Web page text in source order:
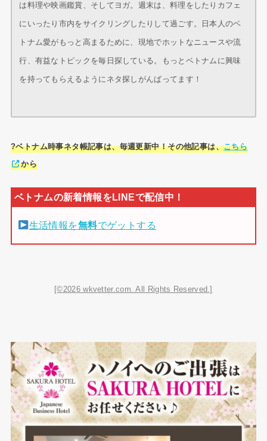
は料理や映画鑑賞、そしてヨガ。週末は、料理をしたりカフェ
にいったり市内をサイクリングしたりして過ごす。日本人のベ
トナム愛がもっと高まるために、現地でホットなニュースや流
行、有益なトピックを毎日探している。もっとベトナムに興味
を持ってもらえるようにネタ探しがんばってます！
?ベトナム時事ネタ帳記事は、毎週更新中！その他記事は、こちら
から
生活情報を無料でゲットする
[©2026 wkvetter.com. All Rights Reserved.]